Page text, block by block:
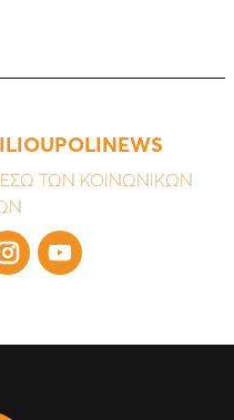
ΤΩΝ ΚΟΙΝΩΝΙΚΩΝ
